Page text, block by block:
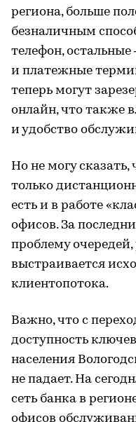
региона, больше
безналичным
телефон,
и платежные
теперь могут
онлайн, что также
и удобство
Но не могу сказать,
только
есть и в работе
офисов. За
проблему
выстраивается
клиентопотока.
Важно, что с
доступность
населения
не падает. На
сеть банка в
офисов